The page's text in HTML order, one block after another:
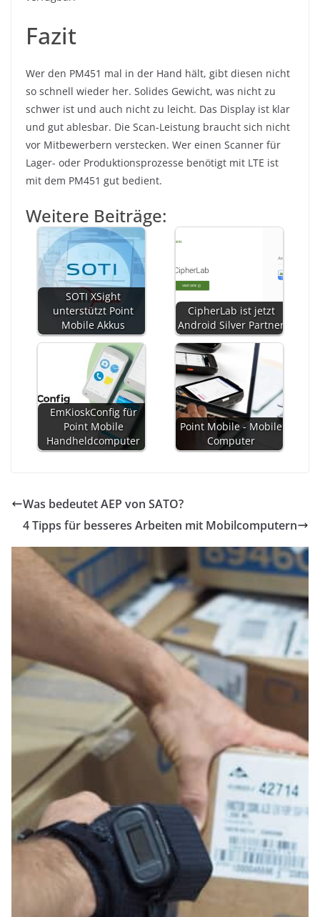
Fazit
Wer den PM451 mal in der Hand hält, gibt diesen nicht
so schnell wieder her. Solides Gewicht, was nicht zu
schwer ist und auch nicht zu leicht. Das Display ist klar
und gut ablesbar. Die Scan-Leistung braucht sich nicht
vor Mitbewerbern verstecken. Wer einen Scanner für
Lager- oder Produktionsprozesse benötigt mit LTE ist
mit dem PM451 gut bedient.
Weitere Beiträge:
SOTI XSight
unterstützt Point
Mobile Akkus
CipherLab ist jetzt
Android Silver Partner
EmKioskConfig für
Point Mobile
Handheldcomputer
Point Mobile - Mobile
Computer
Was bedeutet AEP von SATO?
4 Tipps für besseres Arbeiten mit Mobilcomputern